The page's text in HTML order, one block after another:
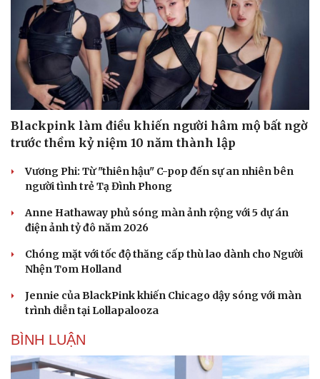
Văn hóa
Sân khấu - Điện ảnh
Văn học
Âm nhạc
Di sản
Giải trí
Blackpink làm điều khiến người hâm mộ bất ngờ
trước thềm kỷ niệm 10 năm thành lập
Vương Phi: Từ "thiên hậu" C-pop đến sự an nhiên bên
người tình trẻ Tạ Đình Phong
Anne Hathaway phủ sóng màn ảnh rộng với 5 dự án
điện ảnh tỷ đô năm 2026
Chóng mặt với tốc độ thăng cấp thù lao dành cho Người
Nhện Tom Holland
Jennie của BlackPink khiến Chicago dậy sóng với màn
trình diễn tại Lollapalooza
BÌNH LUẬN